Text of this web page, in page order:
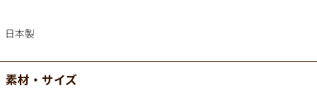
日本製
素材・サイズ